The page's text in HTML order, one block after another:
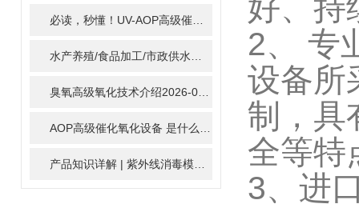
臭氧高级氧化技术介绍2026-02-27
2025-11-17
2024-01-16
好、持
2、 专
设备所
制，具
全等特
3、进